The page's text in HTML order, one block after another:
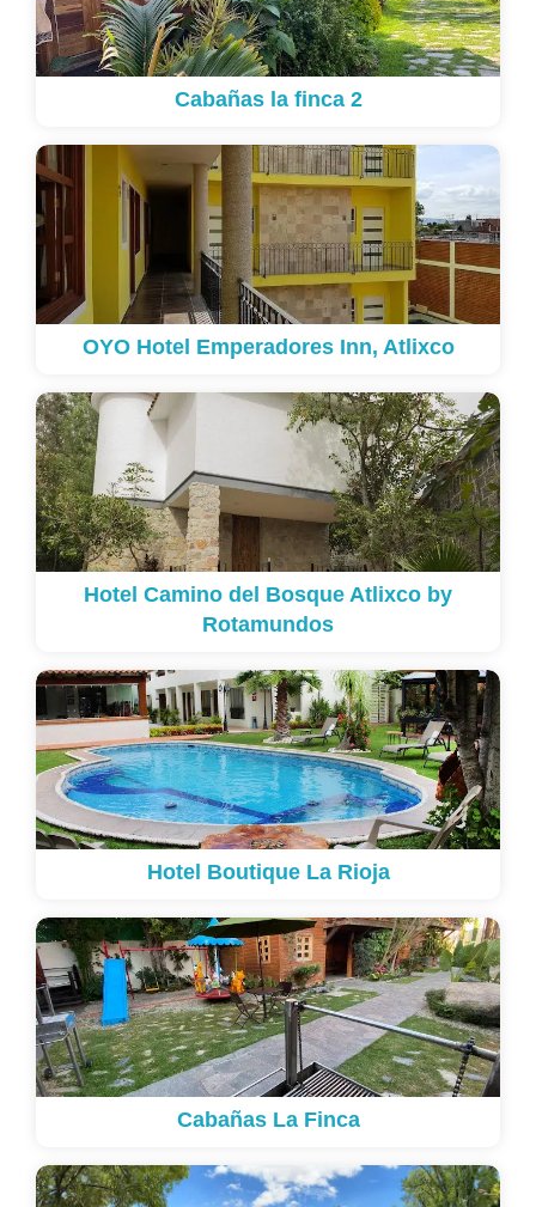
Cabañas la finca 2
OYO Hotel Emperadores Inn, Atlixco
Hotel Camino del Bosque Atlixco by
Rotamundos
Hotel Boutique La Rioja
Cabañas La Finca